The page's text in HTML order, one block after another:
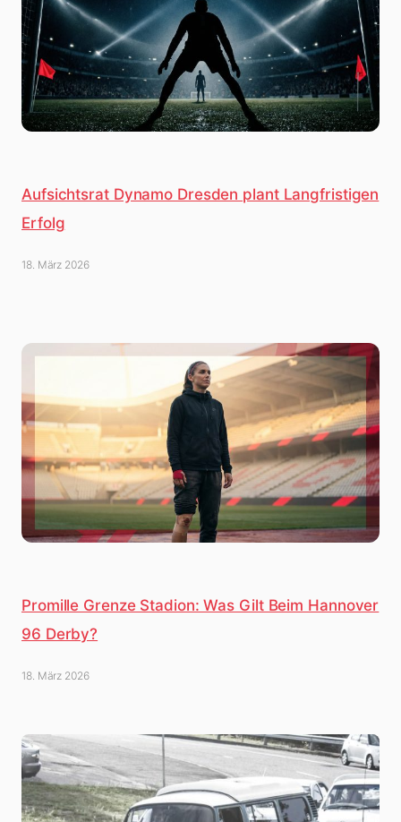
Aufsichtsrat Dynamo Dresden plant Langfristigen
Erfolg
18. März 2026
Promille Grenze Stadion: Was Gilt Beim Hannover
96 Derby?
18. März 2026